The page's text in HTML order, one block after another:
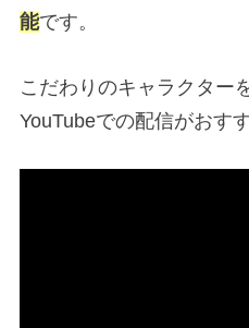
能です。
こだわりのキャラクター
YouTubeでの配信がおす